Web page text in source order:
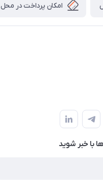
امکان پرداخت در محل
با‌ خبر شوید